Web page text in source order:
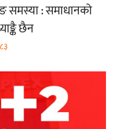
समस्या : समाधानको
छैन